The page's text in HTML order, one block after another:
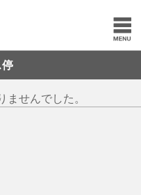
停
ませんでした。